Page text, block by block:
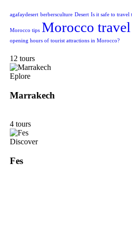
agafaydesert berbersculture Desert Is it safe to travel
Morocco tips Morocco travel
opening hours of tourist attractions in Morocco?
12 tours
Eplore
Marrakech
4 tours
Discover
Fes